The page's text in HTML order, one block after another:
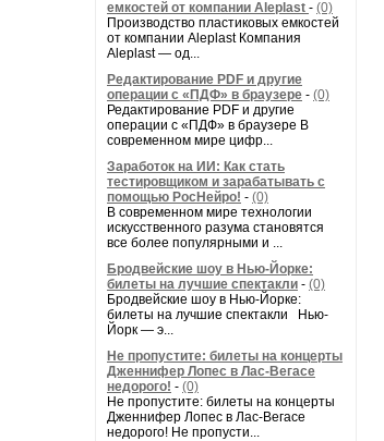
емкостей от компании Aleplast - (0)
Производство пластиковых емкостей
от компании Aleplast Компания
Aleplast — од...
Редактирование PDF и другие
операции с «ПДФ» в браузере - (0)
Редактирование PDF и другие
операции с «ПДФ» в браузере В
современном мире цифр...
Заработок на ИИ: Как стать
тестировщиком и зарабатывать с
помощью РосНейро! - (0)
В современном мире технологии
искусственного разума становятся
все более популярными и ...
Бродвейские шоу в Нью-Йорке:
билеты на лучшие спектакли - (0)
Бродвейские шоу в Нью-Йорке:
билеты на лучшие спектакли Нью-
Йорк — э...
Не пропустите: билеты на концерты
Дженнифер Лопес в Лас-Вегасе
недорого! - (0)
Не пропустите: билеты на концерты
Дженнифер Лопес в Лас-Вегасе
недорого! Не пропусти...